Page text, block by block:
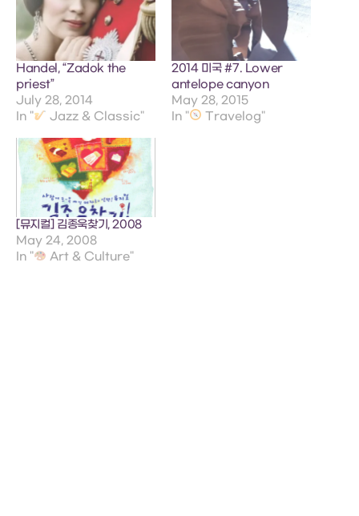
Handel, “Zadok the
priest”
July 28, 2014
In "
Jazz & Classic"
2014 미국 #7. Lower
antelope canyon
May 28, 2015
In "
Travelog"
[뮤지컬] 김종욱찾기, 2008
May 24, 2008
In "
Art & Culture"